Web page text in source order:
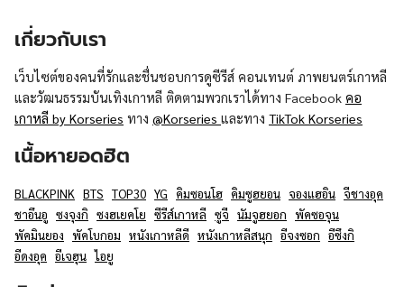
เกี่ยวกับเรา
เว็บไซต์ของคนที่รักและชื่นชอบการดูซีรีส์ คอนเทนต์ ภาพยนตร์เกาหลี
และวัฒนธรรมบันเทิงเกาหลี ติดตามพวกเราได้ทาง Facebook คอ
เกาหลี by Korseries ทาง @Korseries และทาง TikTok Korseries
เนื้อหายอดฮิต
BLACKPINK BTS TOP30 YG คิมซอนโฮ คิมซูฮยอน จองแฮอิน จีชางอุค
ชาอึนอู ซงจุงกิ ซงฮเยคโย ซีรีส์เกาหลี ซูจี นัมจูฮยอก พัคซอจุน
พัคมินยอง พัคโบกอม หนังเกาหลีดี หนังเกาหลีสนุก อีจงซอก อีซึงกิ
อีดงอุค อีเจฮุน ไอยู